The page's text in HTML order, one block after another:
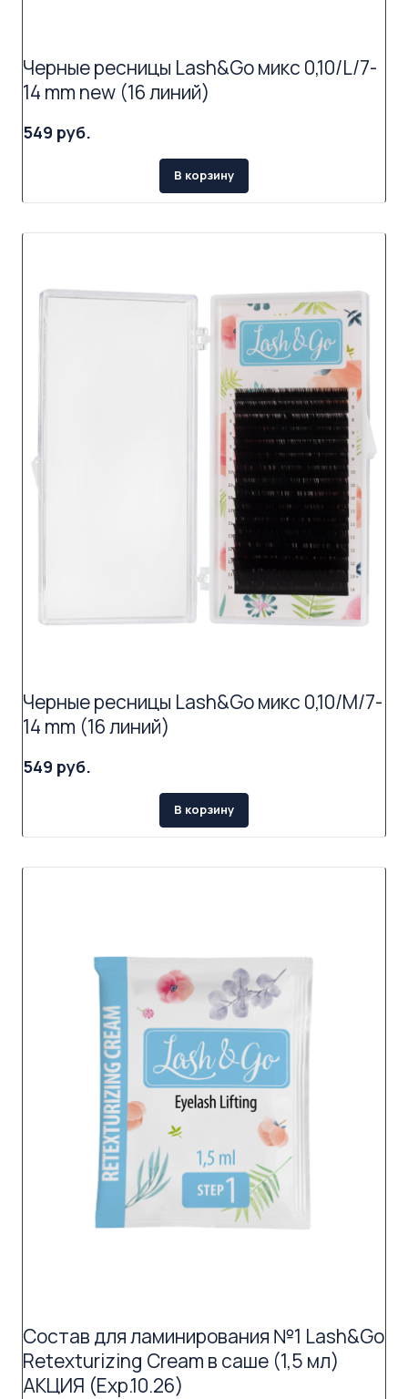
Черные ресницы Lash&Go микс 0,10/L/7-
14 mm new (16 линий)
549 руб.
В корзину
Черные ресницы Lash&Go микс 0,10/M/7-
14 mm (16 линий)
549 руб.
В корзину
Состав для ламинирования №1 Lash&Go
Retexturizing Cream в саше (1,5 мл)
АКЦИЯ (Exp.10.26)